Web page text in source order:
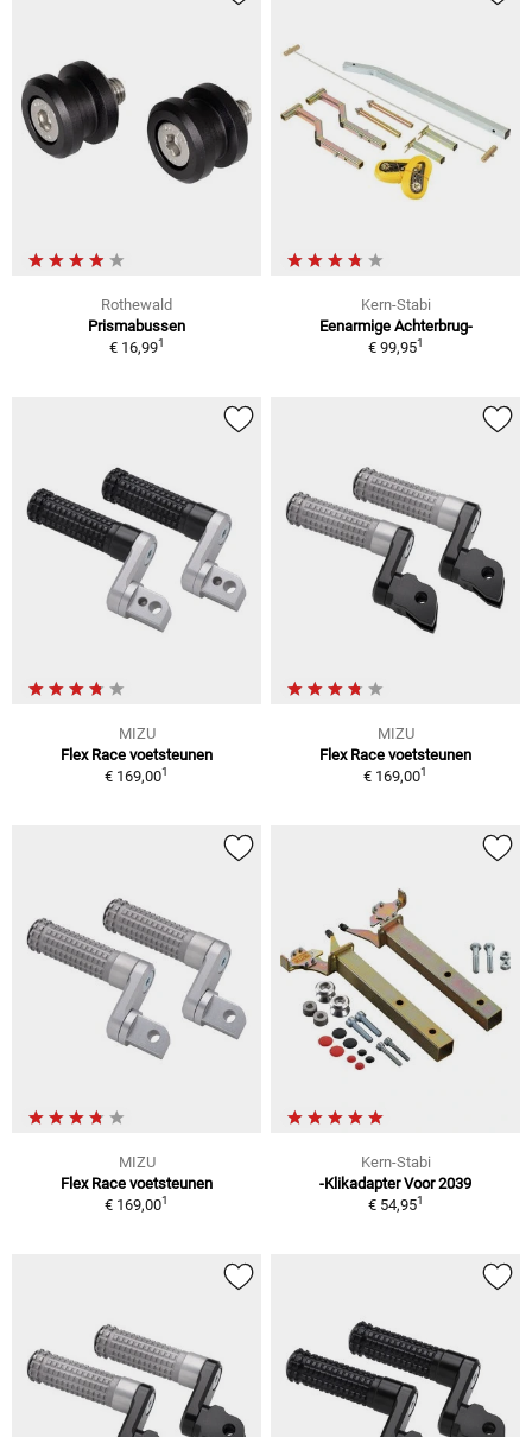
Rothewald
Prismabussen
€ 16,991
Kern-Stabi
Eenarmige Achterbrug-
€ 99,951
MIZU
Flex Race voetsteunen
€ 169,001
MIZU
Flex Race voetsteunen
€ 169,001
MIZU
Flex Race voetsteunen
€ 169,001
Kern-Stabi
-Klikadapter Voor 2039
€ 54,951